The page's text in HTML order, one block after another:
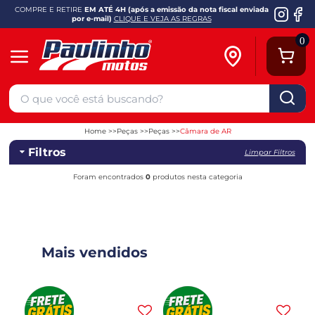
COMPRE E RETIRE EM ATÉ 4H (após a emissão da nota fiscal enviada
por e-mail) CLIQUE E VEJA AS REGRAS
0
Home Peças Peças Câmara de AR
Filtros Limpar Filtros
Foram encontrados 0produtos nesta categoria
Mais vendidos